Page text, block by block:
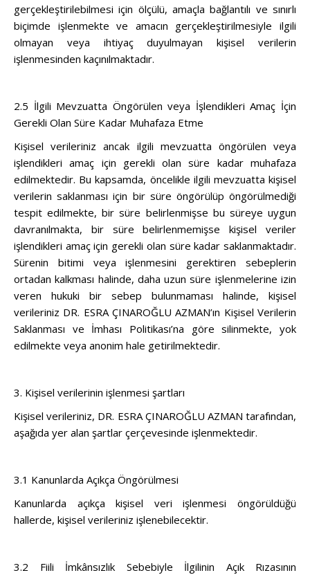
gerçekleştirilebilmesi için ölçülü, amaçla bağlantılı ve sınırlı
biçimde işlenmekte ve amacın gerçekleştirilmesiyle ilgili
olmayan veya ihtiyaç duyulmayan kişisel verilerin
işlenmesinden kaçınılmaktadır.
2.5 İlgili Mevzuatta Öngörülen veya İşlendikleri Amaç İçin
Gerekli Olan Süre Kadar Muhafaza Etme
Kişisel verileriniz ancak ilgili mevzuatta öngörülen veya
işlendikleri amaç için gerekli olan süre kadar muhafaza
edilmektedir. Bu kapsamda, öncelikle ilgili mevzuatta kişisel
verilerin saklanması için bir süre öngörülüp öngörülmediği
tespit edilmekte, bir süre belirlenmişse bu süreye uygun
davranılmakta, bir süre belirlenmemişse kişisel veriler
işlendikleri amaç için gerekli olan süre kadar saklanmaktadır.
Sürenin bitimi veya işlenmesini gerektiren sebeplerin
ortadan kalkması halinde, daha uzun süre işlenmelerine izin
veren hukuki bir sebep bulunmaması halinde, kişisel
verileriniz DR. ESRA ÇINAROĞLU AZMAN’ın Kişisel Verilerin
Saklanması ve İmhası Politikası’na göre silinmekte, yok
edilmekte veya anonim hale getirilmektedir.
3. Kişisel verilerinin işlenmesi şartları
Kişisel verileriniz, DR. ESRA ÇINAROĞLU AZMAN tarafından,
aşağıda yer alan şartlar çerçevesinde işlenmektedir.
3.1 Kanunlarda Açıkça Öngörülmesi
Kanunlarda açıkça kişisel veri işlenmesi öngörüldüğü
hallerde, kişisel verileriniz işlenebilecektir.
3.2 Fiili İmkânsızlık Sebebiyle İlgilinin Açık Rızasının